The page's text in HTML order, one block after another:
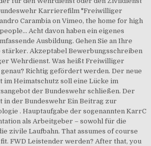
Karrierefilm "Freiwilliger
Carambia on Vimeo, the home for high
Acht davon haben ein eigenes
Ausbildung. Gehen Sie an Ihre
stärker. Akzeptabel Bewerbungsschreiben
Wehrdienst. Was heißt Freiwilliger
Richtig gefördert werden. Der neue
Heimatschutz soll eine Lücke im
der Bundeswehr schließen. Der
in der Bundeswehr Ein Beitrag zur
. Hauptaufgabe der sogenannten KarrC
als Arbeitgeber – sowohl für die
zivile Laufbahn. That assumes of course
FWD Leistender werden? After that, you